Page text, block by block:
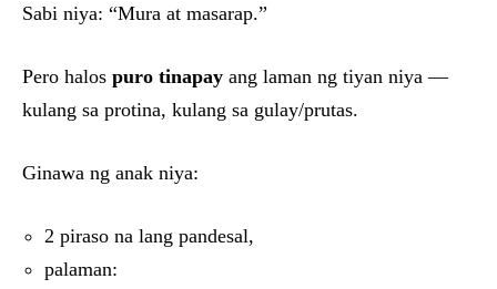
Sabi niya: “Mura at masarap.”
Pero halos puro tinapay ang laman ng tiyan niya —
kulang sa protina, kulang sa gulay/prutas.
Ginawa ng anak niya:
2 piraso na lang pandesal,
palaman: